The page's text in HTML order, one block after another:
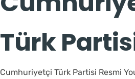
Türk
Cumhuriyetçi Türk Partisi Resmi